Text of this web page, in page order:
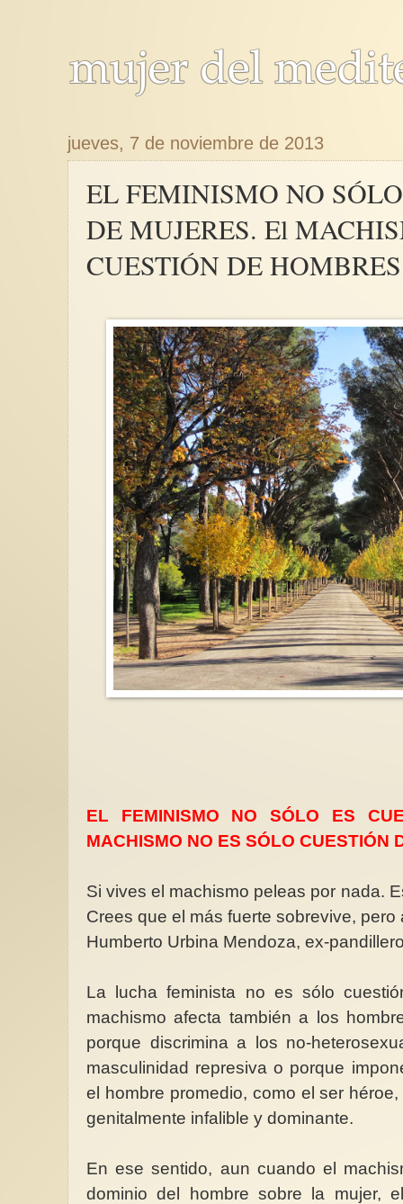
jueves, 7 de noviembre de 2013
EL FEMINISMO NO
DE MUJERES. El
CUESTIÓN DE
EL FEMINISMO NO SÓLO ES
MACHISMO NO ES SÓLO CUESTIÓN
Si vives el machismo peleas por nada.
Crees que el más fuerte sobrevive,
Humberto Urbina Mendoza, ex-
La lucha feminista no es sólo
machismo afecta también a los
porque discrimina a los no-
masculinidad represiva o porque
el hombre promedio, como el ser
genitalmente infalible y dominante.
En ese sentido, aun cuando el
dominio del hombre sobre la mujer,
Hoy estamos de
14 años de